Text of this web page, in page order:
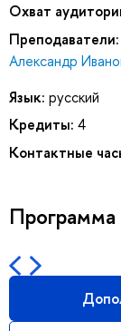
Охват
Преподаватели:
Александр
Язык: русский
Кредиты: 4
Контактные